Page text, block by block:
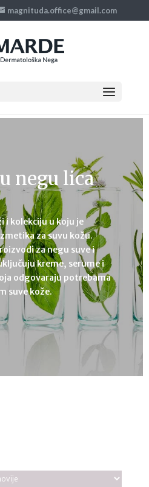
magnituda.office@gmail.com
negu lica
i kolekciju u koju je
za suvu kožu.
za negu suve i
kreme, serume i
odgovaraju potrebama
suve kože.
Sortirano